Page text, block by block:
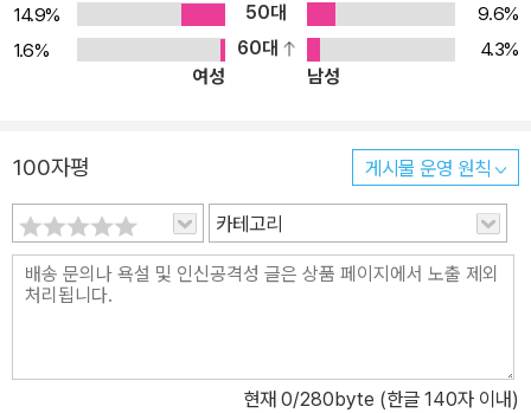
14.9%
50대
9.6%
1.6%
60대
4.3%
여성
남성
100자평 게시물 운영 원칙
카테고리
현재 0/280byte (한글 140자 이내)